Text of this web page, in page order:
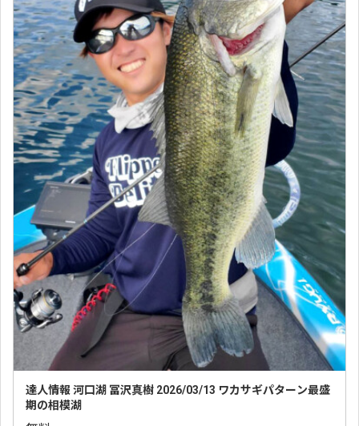
達人情報 河口湖 冨沢真樹 2026/03/13 ワカサギパターン最盛
期の相模湖